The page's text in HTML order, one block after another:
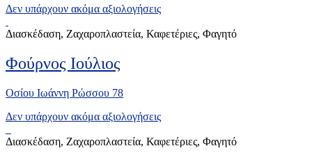
Δεν υπάρχουν ακόμα αξιολογήσεις
Διασκέδαση, Ζαχαροπλαστεία, Καφετέριες, Φαγητό
Φούρνος Ιούλιος
Οσίου Ιωάννη Ρώσσου 78
Δεν υπάρχουν ακόμα αξιολογήσεις
Διασκέδαση, Ζαχαροπλαστεία, Καφετέριες, Φαγητό